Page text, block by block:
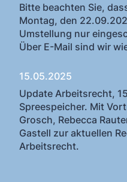
Bitte beachten Sie,
Montag, den
Umstellung nur
Über E-Mail sind wir
15.05.2025
Update Arbeitsrecht,
Spreespeicher. Mit
Grosch, Rebecca
Gastell zur aktuellen
Arbeitsrecht.